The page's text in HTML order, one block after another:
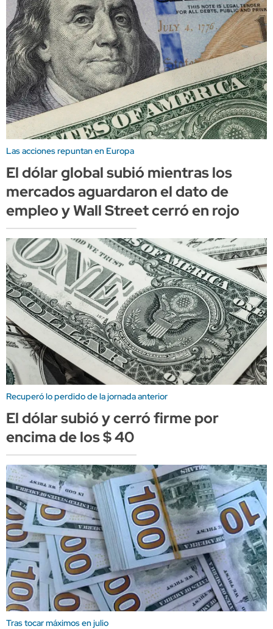
Las acciones repuntan en Europa
El dólar global subió mientras los
mercados aguardaron el dato de
empleo y Wall Street cerró en rojo
Recuperó lo perdido de la jornada anterior
El dólar subió y cerró firme por
encima de los $ 40
Tras tocar máximos en julio